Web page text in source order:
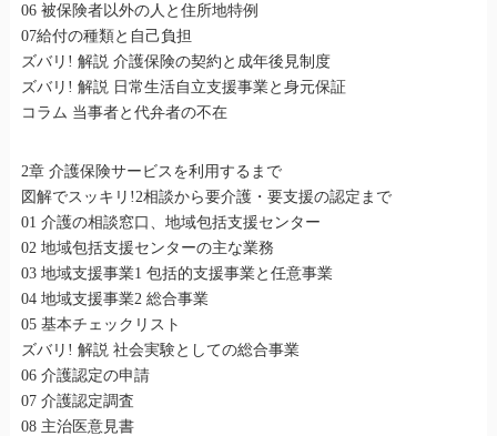
06 被保険者以外の人と住所地特例
07給付の種類と自己負担
ズバリ! 解説 介護保険の契約と成年後見制度
ズバリ! 解説 日常生活自立支援事業と身元保証
コラム 当事者と代弁者の不在
2章 介護保険サービスを利用するまで
図解でスッキリ!2相談から要介護・要支援の認定まで
01 介護の相談窓口、地域包括支援センター
02 地域包括支援センターの主な業務
03 地域支援事業1 包括的支援事業と任意事業
04 地域支援事業2 総合事業
05 基本チェックリスト
ズバリ! 解説 社会実験としての総合事業
06 介護認定の申請
07 介護認定調査
08 主治医意見書